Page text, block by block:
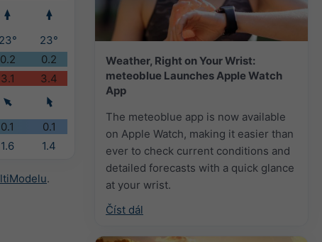
Weather, Right on Your Wrist:
meteoblue Launches Apple Watch
App
The meteoblue app is now available
on Apple Watch, making it easier than
ever to check current conditions and
detailed forecasts with a quick glance
at your wrist.
Číst dál
23°
23°
0.2
0.2
3.1
3.4
0.1
0.1
1.6 1.4
.